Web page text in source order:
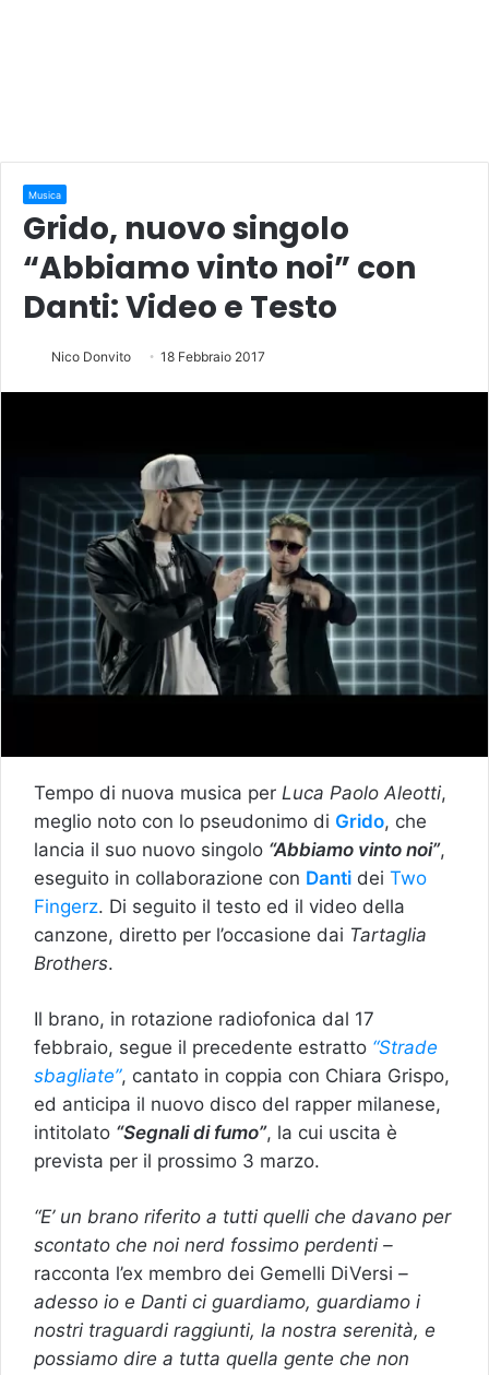
Musica
Grido, nuovo singolo
“Abbiamo vinto noi” con
Danti: Video e Testo
Nico Donvito 18 Febbraio 2017
Tempo di nuova musica per Luca Paolo Aleotti,
meglio noto con lo pseudonimo di Grido, che
lancia il suo nuovo singolo “Abbiamo vinto noi”,
eseguito in collaborazione con Danti dei Two
Fingerz. Di seguito il testo ed il video della
canzone, diretto per l’occasione dai Tartaglia
Brothers.
Il brano, in rotazione radiofonica dal 17
febbraio, segue il precedente estratto “Strade
sbagliate”, cantato in coppia con Chiara Grispo,
ed anticipa il nuovo disco del rapper milanese,
intitolato “Segnali di fumo”, la cui uscita è
prevista per il prossimo 3 marzo.
“E’ un brano riferito a tutti quelli che davano per
scontato che noi nerd fossimo perdenti –
racconta l’ex membro dei Gemelli DiVersi –
adesso io e Danti ci guardiamo, guardiamo i
nostri traguardi raggiunti, la nostra serenità, e
possiamo dire a tutta quella gente che non